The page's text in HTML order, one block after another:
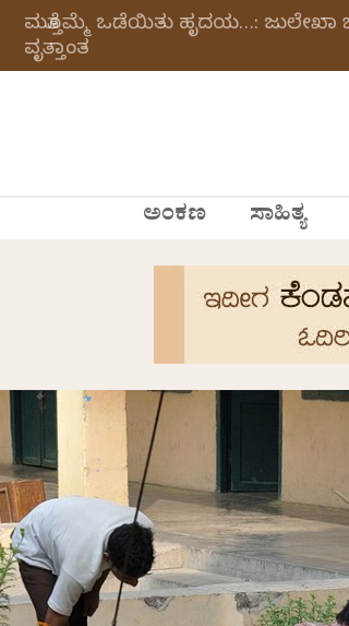
ಮತ್ತೊಮ್ಮೆ ಒಡೆಯಿತು ಹೃದಯ…: ಜುಲೇಖಾ
ವೃತ್ತಾಂತ
ಅಂಕಣ ಸಾಹಿತ್ಯ